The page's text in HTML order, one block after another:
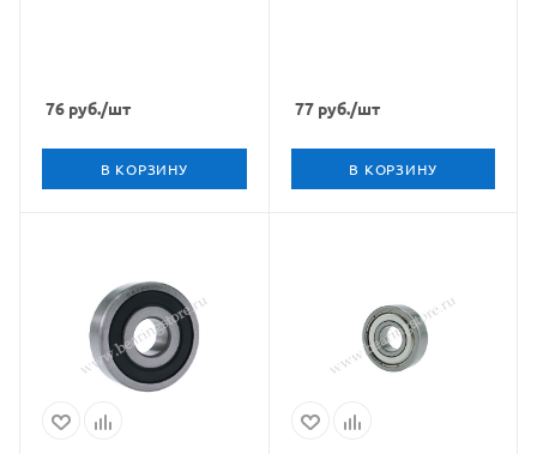
76 руб./шт
В КОРЗИНУ
77руб./шт
В КОРЗИНУ